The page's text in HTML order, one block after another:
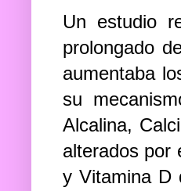
Un estudio
prolongado
aumentaba
su
Alcalina,
alterados por
y Vitamina D